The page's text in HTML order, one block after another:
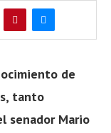
de
tanto
senador Mario